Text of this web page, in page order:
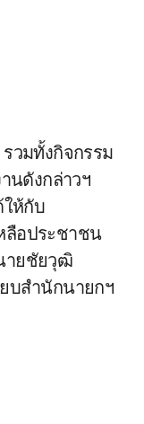
วมทั้งกิจกรรม
นดังกล่าวฯ
ให้กับ
ลือประชาชน
ายชัยวุฒิ
บสำนักนายกฯ